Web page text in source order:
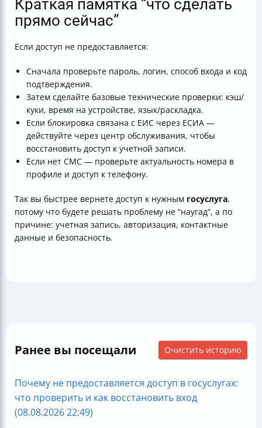
Краткая памятка “что сделать
прямо сейчас”
Если доступ не предоставляется:
Сначала проверьте пароль, логин, способ входа и код
подтверждения.
Затем сделайте базовые технические проверки: кэш/
куки, время на устройстве, язык/раскладка.
Если блокировка связана с ЕИС через ЕСИА —
действуйте через центр обслуживания, чтобы
восстановить доступ к учетной записи.
Если нет СМС — проверьте актуальность номера в
профиле и доступ к телефону.
Так вы быстрее вернете доступ к нужным госуслуга,
потому что будете решать проблему не “наугад”, а по
причине: учетная запись, авторизация, контактные
данные и безопасность.
Ранее вы посещали Очистить историю
Почему не предоставляется доступ в госуслугах:
что проверить и как восстановить вход
(08.08.2026 22:49)